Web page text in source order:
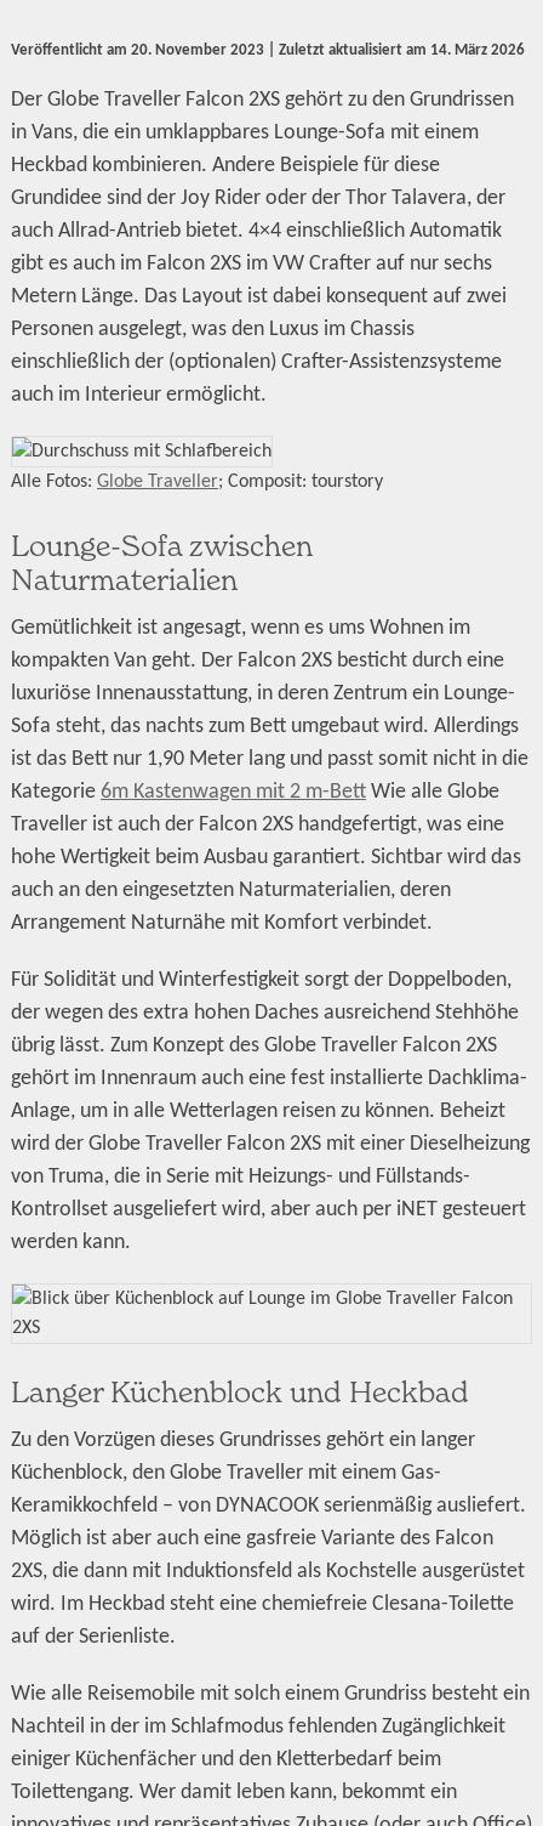
Veröffentlicht am 20. November 2023| Zuletzt aktualisiert am 14. März 2026
Der Globe Traveller Falcon 2XS gehört zu den Grundrissen
in Vans, die ein umklappbares Lounge-Sofa mit einem
Heckbad kombinieren. Andere Beispiele für diese
Grundidee sind der Joy Rider oder der Thor Talavera, der
auch Allrad-Antrieb bietet. 4×4 einschließlich Automatik
gibt es auch im Falcon 2XS im VW Crafter auf nur sechs
Metern Länge. Das Layout ist dabei konsequent auf zwei
Personen ausgelegt, was den Luxus im Chassis
einschließlich der (optionalen) Crafter-Assistenzsysteme
auch im Interieur ermöglicht.
Alle Fotos: Globe Traveller; Composit: tourstory
Lounge-Sofa zwischen
Naturmaterialien
Gemütlichkeit ist angesagt, wenn es ums Wohnen im
kompakten Van geht. Der Falcon 2XS besticht durch eine
luxuriöse Innenausstattung, in deren Zentrum ein Lounge-
Sofa steht, das nachts zum Bett umgebaut wird. Allerdings
ist das Bett nur 1,90 Meter lang und passt somit nicht in die
Kategorie 6m Kastenwagen mit 2 m-BettWie alle Globe
Traveller ist auch der Falcon 2XS handgefertigt, was eine
hohe Wertigkeit beim Ausbau garantiert. Sichtbar wird das
auch an den eingesetzten Naturmaterialien, deren
Arrangement Naturnähe mit Komfort verbindet.
Für Solidität und Winterfestigkeit sorgt der Doppelboden,
der wegen des extra hohen Daches ausreichend Stehhöhe
übrig lässt. Zum Konzept des Globe Traveller Falcon 2XS
gehört im Innenraum auch eine fest installierte Dachklima-
Anlage, um in alle Wetterlagen reisen zu können. Beheizt
wird der Globe Traveller Falcon 2XS mit einer Dieselheizung
von Truma, die in Serie mit Heizungs- und Füllstands-
Kontrollset ausgeliefert wird, aber auch per iNET gesteuert
werden kann.
Langer Küchenblock und Heckbad
Zu den Vorzügen dieses Grundrisses gehört ein langer
Küchenblock, den Globe Traveller mit einem Gas-
Keramikkochfeld – von DYNACOOK serienmäßig ausliefert.
Möglich ist aber auch eine gasfreie Variante des Falcon
2XS, die dann mit Induktionsfeld als Kochstelle ausgerüstet
wird. Im Heckbad steht eine chemiefreie Clesana-Toilette
auf der Serienliste.
Wie alle Reisemobile mit solch einem Grundriss besteht ein
Nachteil in der im Schlafmodus fehlenden Zugänglichkeit
einiger Küchenfächer und den Kletterbedarf beim
Toilettengang. Wer damit leben kann, bekommt ein